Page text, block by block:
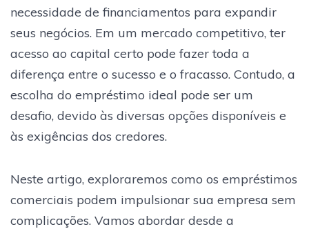
necessidade de financiamentos para expandir
seus negócios. Em um mercado competitivo, ter
acesso ao capital certo pode fazer toda a
diferença entre o sucesso e o fracasso. Contudo, a
escolha do empréstimo ideal pode ser um
desafio, devido às diversas opções disponíveis e
às exigências dos credores.
Neste artigo, exploraremos como os empréstimos
comerciais podem impulsionar sua empresa sem
complicações. Vamos abordar desde a